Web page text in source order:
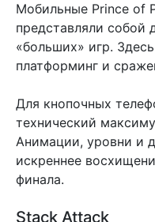
Мобильные Prince of
представляли собой
«больших» игр.
платформинг и
Для кнопочных
технический
Анимации, уровни и
искреннее
финала.
Stack Attack